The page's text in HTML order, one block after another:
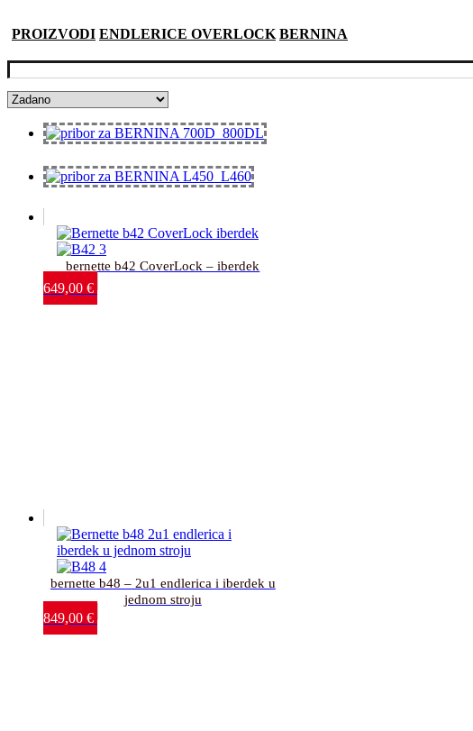
PROIZVODI ENDLERICE OVERLOCK BERNINA
bernette b42 CoverLock – iberdek
649,00 €
bernette b48 – 2u1 endlerica i iberdek u
jednom stroju
849,00 €